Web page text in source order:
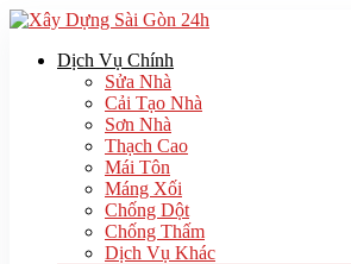
Dịch Vụ Chính
Sửa Nhà
Cải Tạo Nhà
Sơn Nhà
Thạch Cao
Mái Tôn
Máng Xối
Chống Dột
Chống Thấm
Dịch Vụ Khác